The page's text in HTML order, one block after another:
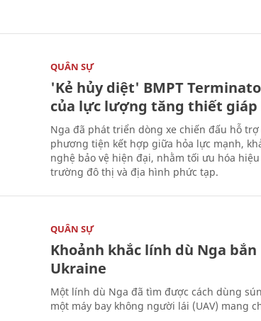
QUÂN SỰ
'Kẻ hủy diệt' BMPT
của lực lượng tăng thiết giáp
Nga đã phát triển dòng xe chiến đấu hỗ
phương tiện kết hợp giữa hỏa lực mạnh,
nghệ bảo vệ hiện đại, nhằm tối ưu hóa
trường đô thị và địa hình phức tạp.
QUÂN SỰ
Khoảnh khắc lính dù Nga
Ukraine
Một lính dù Nga đã tìm được cách dùng
một máy bay không người lái (UAV) mang